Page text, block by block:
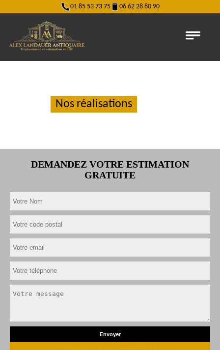
01 85 53 73 75 06 62 28 80 90
Nos réalisations
DEMANDEZ VOTRE ESTIMATION
GRATUITE